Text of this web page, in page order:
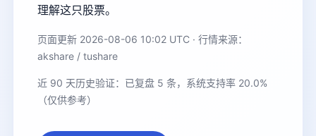
理解这只股票。
页面更新 2026-08-06 10:02 UTC · 行情来源：
akshare / tushare
近 90 天历史验证：已复盘 5 条，系统支持率 20.0%
（仅供参考）